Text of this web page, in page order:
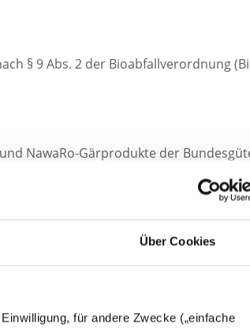
Über Cookies
für andere Zwecke („einfache
§ 9 Abs. 2 der Bioabfallverordnung
NawaRo-Gärprodukte der
§ 6 der Verordnung über
und Überwachung von